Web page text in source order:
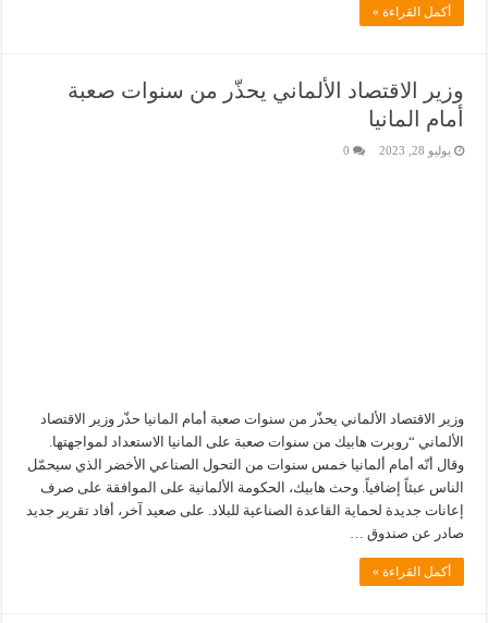
أكمل القراءة »
وزير الاقتصاد الألماني يحذّر من سنوات صعبة
أمام المانيا
يوليو 28, 2023 0
وزير الاقتصاد الألماني يحذّر من سنوات صعبة أمام المانيا حذّر وزير الاقتصاد
الألماني “روبرت هابيك من سنوات صعبة على المانيا الاستعداد لمواجهتها.
وقال أنّه أمام ألمانيا خمس سنوات من التحول الصناعي الأخضر الذي سيحمّل
الناس عبئاً إضافياً. وحث هابيك، الحكومة الألمانية على الموافقة على صرف
إعانات جديدة لحماية القاعدة الصناعية للبلاد. على صعيد آخر، أفاد تقرير جديد
صادر عن صندوق …
أكمل القراءة »